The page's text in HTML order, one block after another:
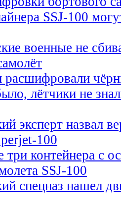
SSJ-100
военные не
лётчики не
эксперт назвал
100
контейнера с
SSJ-100
спецназ нашел